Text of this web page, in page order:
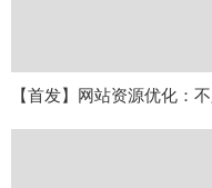
【首发】网站资源优化：